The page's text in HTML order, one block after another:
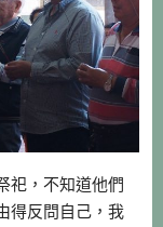
祀，不知道他們
得反問自己，我